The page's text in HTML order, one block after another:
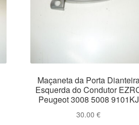
Maçaneta da Porta
Esquerda do Condutor
Peugeot 3008 5008 9101KJ
30.00€